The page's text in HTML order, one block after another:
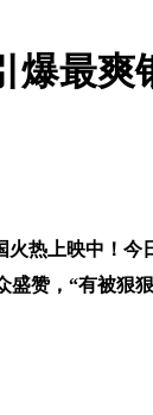
爆最爽
热上映中！
赞，“有被狠